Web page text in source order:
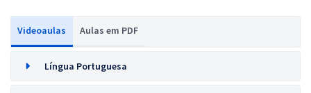
Videoaulas Aulas em PDF
Língua Portuguesa